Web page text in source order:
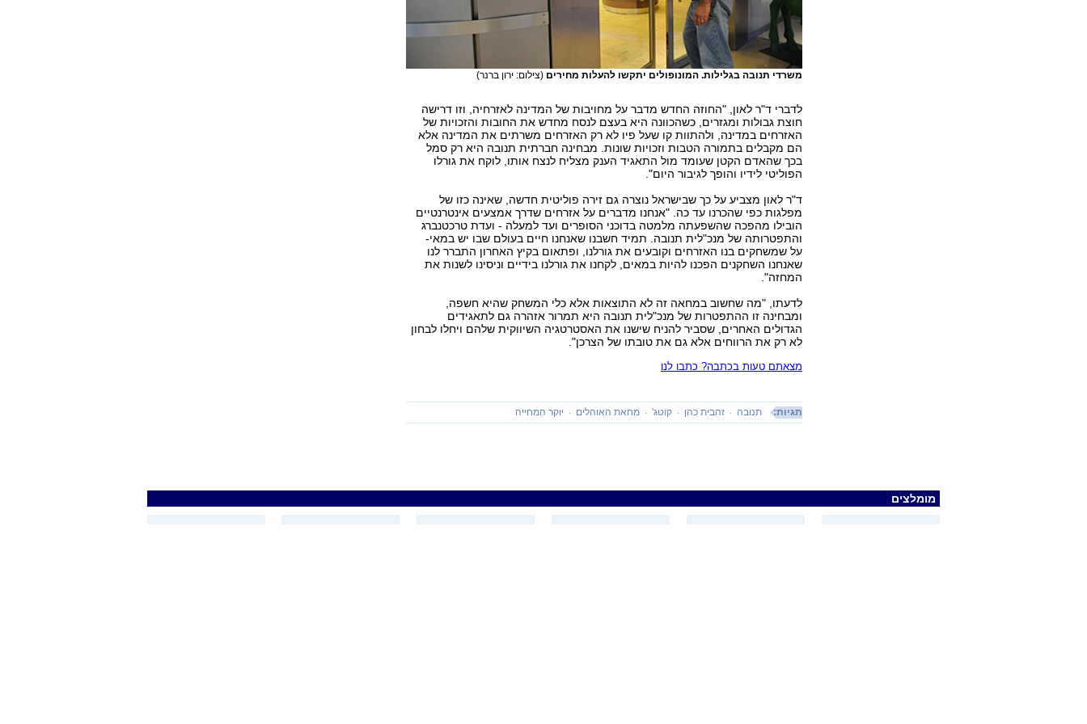
משרדי תנובה בגלילות. המונופולים יתקשו להעלות מחירים (צילום: ירון ברנר)
לדברי ד"ר לאון, "החוזה החדש מדבר על מחויבות של המדינה לאזרחיה, וזו דרישה
חוצת גבולות ומגזרים, כשהכוונה היא בעצם לנסח מחדש את החובות והזכויות של
האזרחים במדינה, ולהתוות קו שעל פיו לא רק האזרחים משרתים את המדינה אלא
הם מקבלים בתמורה הטבות וזכויות שונות. מבחינה חברתית תנובה היא רק סמל
בכך שהאדם הקטן שעומד מול התאגיד הענק מצליח לנצח אותו, לוקח את גורלו
הפוליטי לידיו והופך לגיבור היום".
ד"ר לאון מצביע על כך שבישראל נוצרה גם זירה פוליטית חדשה, שאינה כזו של
מפלגות כפי שהכרנו עד כה. "אנחנו מדברים על אזרחים שדרך אמצעים אינטרנטיים
הובילו מהפכה שהשפעתה מלמטה בדוכני הסופרים ועד למעלה - ועדת טרכטנברג
והתפטרותה של מנכ"לית תנובה. תמיד חשבנו שאנחנו חיים בעולם שבו יש במאי-
על שמשחקים בנו האזרחים וקובעים את גורלנו, ופתאום בקיץ האחרון התברר לנו
שאנחנו השחקנים הפכנו להיות במאים, לקחנו את גורלנו בידיים וניסינו לשנות את
המחזה".
לדעתו, "מה שחשוב במחאה זה לא התוצאות אלא כלי המשחק שהיא חשפה,
ומבחינה זו ההתפטרות של מנכ"לית תנובה היא תמרור אזהרה גם לתאגידים
הגדולים האחרים, שסביר להניח שישנו את האסטרטגיה השיווקית שלהם ויחלו לבחון
לא רק את הרווחים אלא גם את טובתו של הצרכן".
מצאתם טעות בכתבה? כתבו לנו
תגיות: תנובה זהבית כהן קוטג' מחאת האוהלים יוקר המחייה
מומלצים